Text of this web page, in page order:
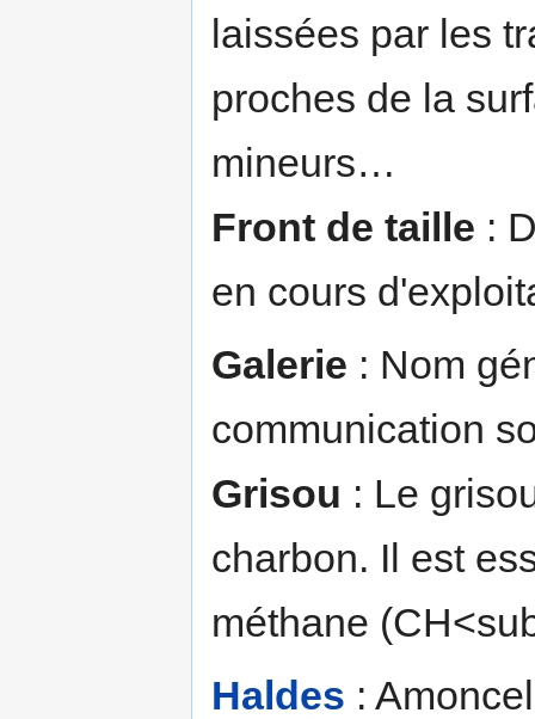
laissées par les
proches de la
mineurs…
Front de taille :
en cours
Galerie : Nom
communication
Grisou : Le
charbon. Il est
méthane
Haldes :